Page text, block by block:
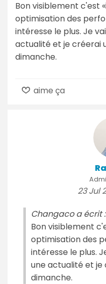
Bon visiblement c'est
optimisation des
intéresse le plus. Je
actualité et je créerai
dimanche.
aime ça
23 Jul
Changaco a écrit :
Bon visiblement
optimisation des
intéresse le plus.
une actualité et je
dimanche.